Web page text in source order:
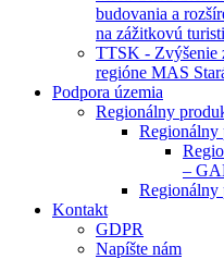
budovania a
na zážitkovú
TTSK - Zvýšenie
regióne MAS
Podpora územia
Regionálny
Regionálny
–
Regionálny
Kontakt
GDPR
Napíšte nám